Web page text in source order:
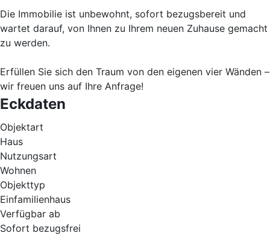
Die Immobilie ist unbewohnt, sofort bezugsbereit und
wartet darauf, von Ihnen zu Ihrem neuen Zuhause gemacht
zu werden.
Erfüllen Sie sich den Traum von den eigenen vier Wänden –
wir freuen uns auf Ihre Anfrage!
Eckdaten
Objektart
Haus
Nutzungsart
Wohnen
Objekttyp
Einfamilienhaus
Verfügbar ab
Sofort bezugsfrei